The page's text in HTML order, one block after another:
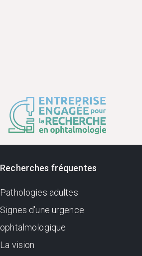
Recherches fréquentes
Pathologies adultes
Signes d'une urgence
ophtalmologique
La vision